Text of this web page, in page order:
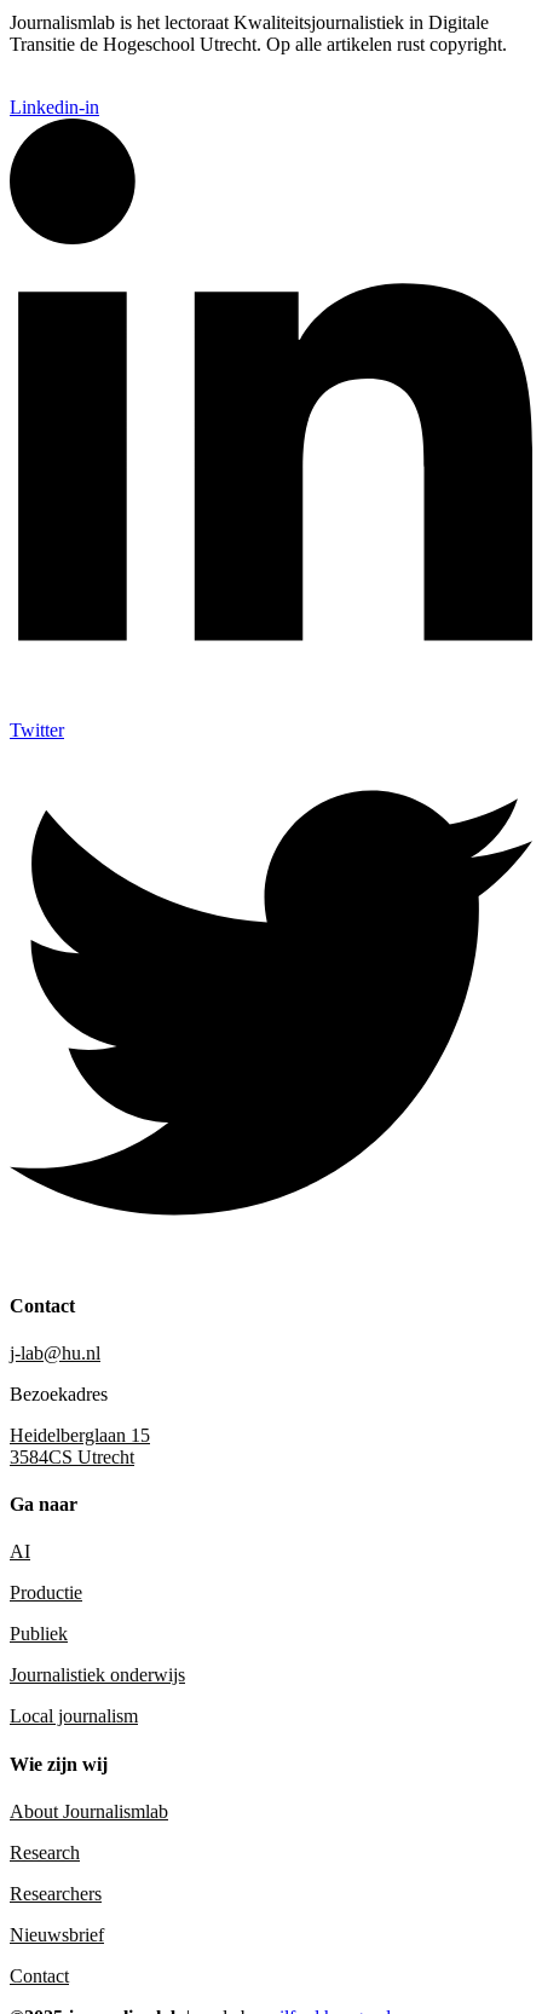
Journalismlab is het lectoraat Kwaliteitsjournalistiek in Digitale
Transitie de Hogeschool Utrecht. Op alle artikelen rust copyright.
Linkedin-in
Twitter
Contact
j-lab@hu.nl
Bezoekadres
Heidelberglaan 15
3584CS Utrecht
Ga naar
AI
Productie
Publiek
Journalistiek onderwijs
Local journalism
Wie zijn wij
About Journalismlab
Research
Researchers
Nieuwsbrief
Contact